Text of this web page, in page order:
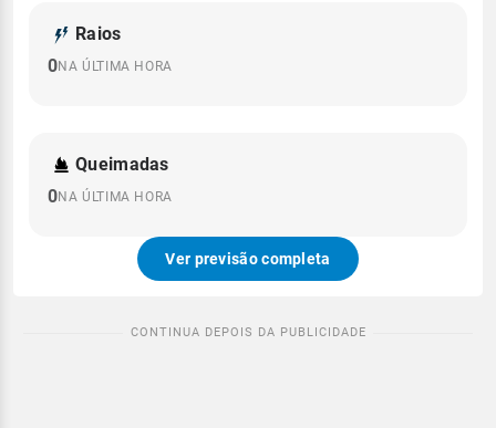
Raios
0NA ÚLTIMA HORA
Queimadas
0NA ÚLTIMA HORA
Ver previsão completa